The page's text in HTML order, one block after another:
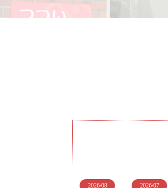
2026/08 2026/07